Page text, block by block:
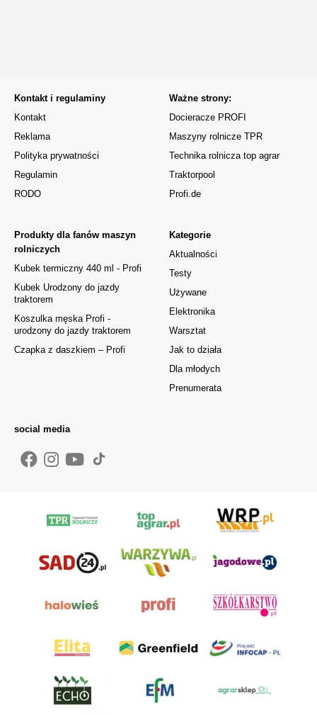
Kontakt i regulaminy
Kontakt
Reklama
Polityka prywatności
Regulamin
RODO
Kategorie
Aktualności
Testy
Używane
Elektronika
Warsztat
Jak to działa
Dla młodych
Prenumerata
Produkty dla fanów maszyn
rolniczych
Kubek termiczny 440 ml - Profi
Kubek Urodzony do jazdy
traktorem
Koszulka męska Profi -
urodzony do jazdy traktorem
Czapka z daszkiem – Profi
Ważne strony:
Docieracze PROFI
Maszyny rolnicze TPR
Technika rolnicza top agrar
Traktorpool
Profi.de
social media